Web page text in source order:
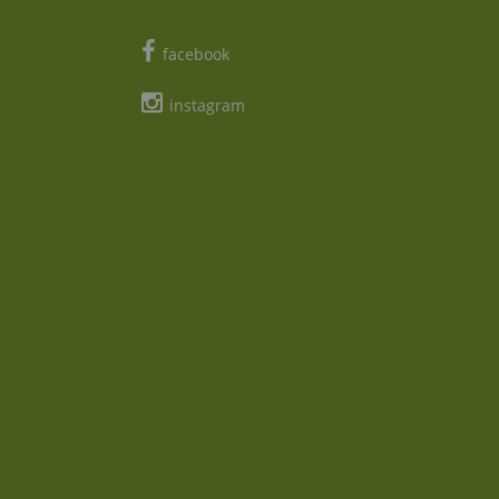
facebook
instagram